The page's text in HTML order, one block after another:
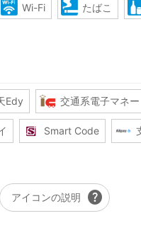
Wi-Fi たばこ
Edy 交通系電子マネー
Smart Code
アイコンの説明 help